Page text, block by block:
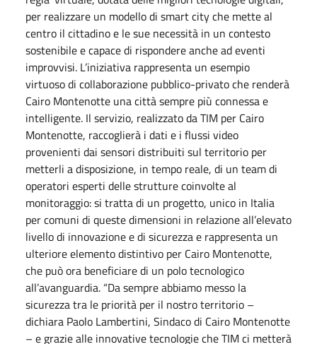
per realizzare un modello di smart city che mette al
centro il cittadino e le sue necessità in un contesto
sostenibile e capace di rispondere anche ad eventi
improvvisi. L’iniziativa rappresenta un esempio
virtuoso di collaborazione pubblico-privato che renderà
Cairo Montenotte una città sempre più connessa e
intelligente. Il servizio, realizzato da TIM per Cairo
Montenotte, raccoglierà i dati e i flussi video
provenienti dai sensori distribuiti sul territorio per
metterli a disposizione, in tempo reale, di un team di
operatori esperti delle strutture coinvolte al
monitoraggio: si tratta di un progetto, unico in Italia
per comuni di queste dimensioni in relazione all’elevato
livello di innovazione e di sicurezza e rappresenta un
ulteriore elemento distintivo per Cairo Montenotte,
che può ora beneficiare di un polo tecnologico
all’avanguardia. “Da sempre abbiamo messo la
sicurezza tra le priorità per il nostro territorio –
dichiara Paolo Lambertini, Sindaco di Cairo Montenotte
– e grazie alle innovative tecnologie che TIM ci metterà